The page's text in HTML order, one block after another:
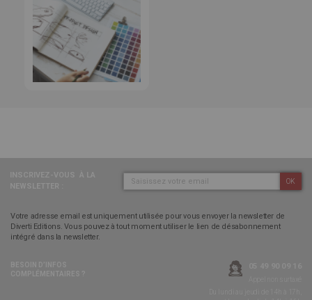
OK
Votre adresse email est uniquement utilisée pour vous envoyer la newsletter de
Diverti Editions. Vous pouvez à tout moment utiliser le lien de désabonnement
intégré dans la newsletter.